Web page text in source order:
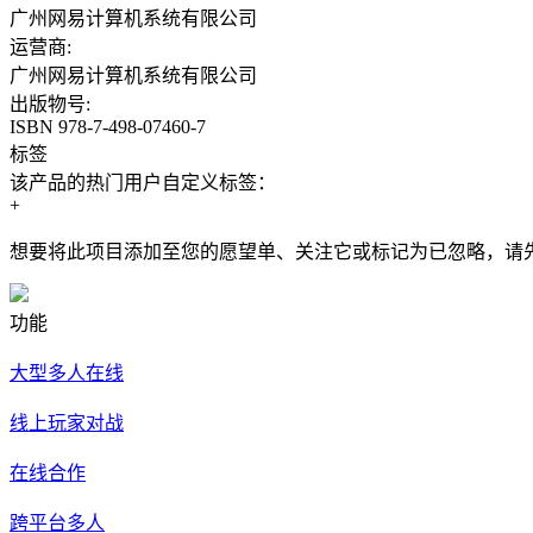
广州网易计算机系统有限公司
运营商:
广州网易计算机系统有限公司
出版物号:
ISBN 978-7-498-07460-7
标签
该产品的热门用户自定义标签：
+
想要将此项目添加至您的愿望单、关注它或标记为已忽略，请
功能
大型多人在线
线上玩家对战
在线合作
跨平台多人